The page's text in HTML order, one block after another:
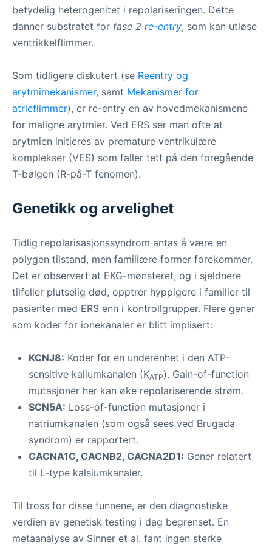
betydelig heterogenitet i repolariseringen. Dette
danner substratet for fase 2 re-entry, som kan utløse
ventrikkelflimmer.
Som tidligere diskutert (se Reentry og
arytmimekanismer, samt Mekanismer for
atrieflimmer), er re-entry en av hovedmekanismene
for maligne arytmier. Ved ERS ser man ofte at
arytmien initieres av premature ventrikulære
komplekser (VES) som faller tett på den foregående
T-bølgen (R-på-T fenomen).
Genetikk og arvelighet
Tidlig repolarisasjonssyndrom antas å være en
polygen tilstand, men familiære former forekommer.
Det er observert at EKG-mønsteret, og i sjeldnere
tilfeller plutselig død, opptrer hyppigere i familier til
pasienter med ERS enn i kontrollgrupper. Flere gener
som koder for ionekanaler er blitt implisert:
KCNJ8: Koder for en underenhet i den ATP-
sensitive kaliumkanalen (KATP). Gain-of-function
mutasjoner her kan øke repolariserende strøm.
SCN5A: Loss-of-function mutasjoner i
natriumkanalen (som også sees ved Brugada
syndrom) er rapportert.
CACNA1C, CACNB2, CACNA2D1: Gener relatert
til L-type kalsiumkanaler.
Til tross for disse funnene, er den diagnostiske
verdien av genetisk testing i dag begrenset. En
metaanalyse av Sinner et al. fant ingen sterke